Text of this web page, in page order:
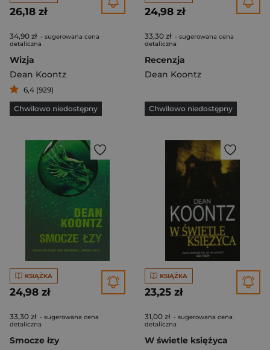
26,18 zł
34,90 zł - sugerowana cena
detaliczna
Wizja
Dean Koontz
6,4 (929)
Chwilowo niedostępny
24,98 zł
33,30 zł - sugerowana cena
detaliczna
Recenzja
Dean Koontz
Chwilowo niedostępny
KSIĄŻKA
24,98 zł
33,30 zł - sugerowana cena
detaliczna
Smocze łzy
KSIĄŻKA
23,25 zł
31,00 zł - sugerowana cena
detaliczna
W świetle księżyca